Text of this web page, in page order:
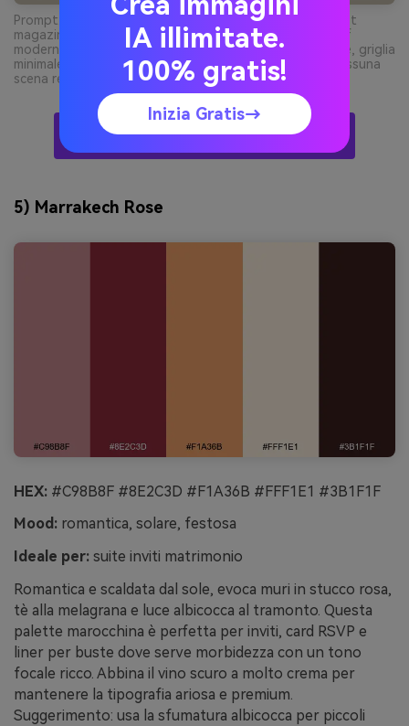
Prompt: doppia pagina lookbook moda editoriale, layout
magazine pulito con blocchi immagini grandi e titoli serif
moderni, indaco e osso dominanti con accenti in ottone, griglia
minimale, design pronto per stampa, nessuna mano, nessuna
scena reale --ar 21:9
Crea Visual Marocchine Con L'AI Gratis
5) Marrakech Rose
HEX: #C98B8F #8E2C3D #F1A36B #FFF1E1 #3B1F1F
Mood: romantica, solare, festosa
Ideale per: suite inviti matrimonio
Romantica e scaldata dal sole, evoca muri in stucco rosa,
tè alla melagrana e luce albicocca al tramonto. Questa
palette marocchina è perfetta per inviti, card RSVP e
liner per buste dove serve morbidezza con un tono
focale ricco. Abbina il vino scuro a molto crema per
mantenere la tipografia ariosa e premium.
Suggerimento: usa la sfumatura albicocca per piccoli
IA illimitate.
100% gratis!
Inizia Gratis→